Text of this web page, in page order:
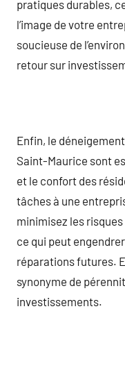
pratiques durables,
l’image de votre
soucieuse de
retour sur
Enfin, le
Saint-Maurice sont
et le confort des
tâches à une
minimisez les
ce qui peut
réparations futures.
synonyme de
investissements.